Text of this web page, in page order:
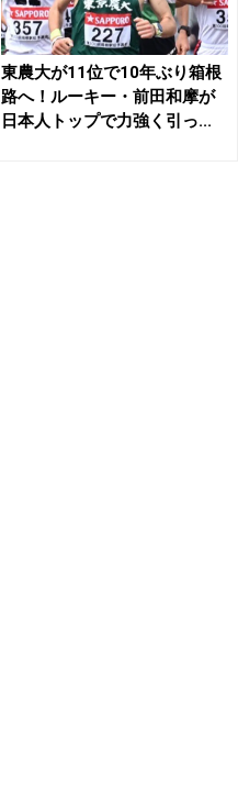
東農大が11位で10年ぶり箱根
路へ！ルーキー・前田和摩が
日本人トップで力強く引っ...